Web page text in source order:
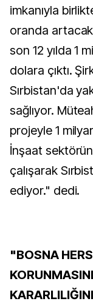
imkanıyla
oranda
son 12 yılda 1
dolara çıktı.
Sırbistan'da
sağlıyor.
projeyle 1
İnşaat
çalışarak
ediyor." dedi.
"BOSNA